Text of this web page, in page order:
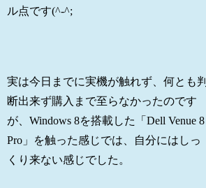
ル点です(^-^;
実は今日までに実機が触れず、何とも判
断出来ず購入まで至らなかったのです
が、Windows 8を搭載した「Dell Venue 8
Pro」を触った感じでは、自分にはしっ
くり来ない感じでした。